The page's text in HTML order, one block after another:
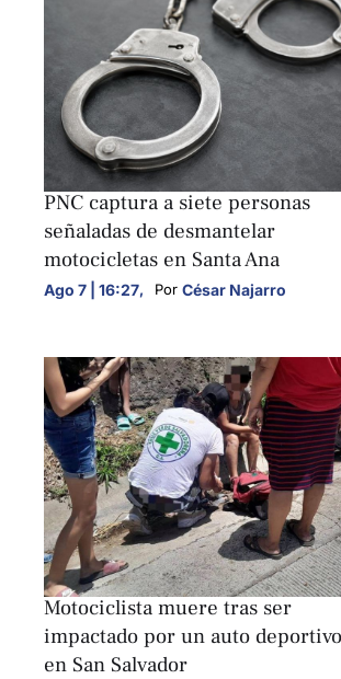
NACIONALES
PNC captura a siete personas
señaladas de desmantelar
motocicletas en Santa Ana
Ago 7 | 16:27, Por César Najarro
NACIONALES
Motociclista muere tras ser
impactado por un auto deportivo
en San Salvador